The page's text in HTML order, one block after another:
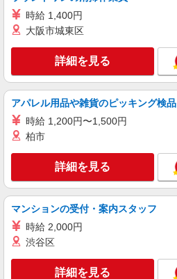
時給 1,400円
大阪市城東区
詳細を見る
アパレル用品や雑貨のピッキング検品
時給 1,200円〜1,500円
柏市
詳細を見る
マンションの受付・案内スタッフ
時給 2,000円
渋谷区
詳細を見る